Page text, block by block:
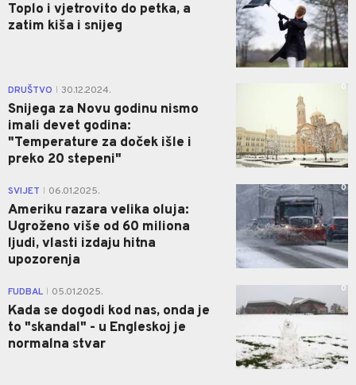
Toplo i vjetrovito do petka, a
zatim kiša i snijeg
DRUŠTVO 30.12.2024.
Snijega za Novu godinu nismo
imali devet godina:
"Temperature za doček išle i
preko 20 stepeni"
0
SVIJET 06.01.2025.
Ameriku razara velika oluja:
Ugroženo više od 60 miliona
ljudi, vlasti izdaju hitna
upozorenja
0
FUDBAL 05.01.2025.
Kada se dogodi kod nas, onda je
to "skandal" - u Engleskoj je
normalna stvar
0